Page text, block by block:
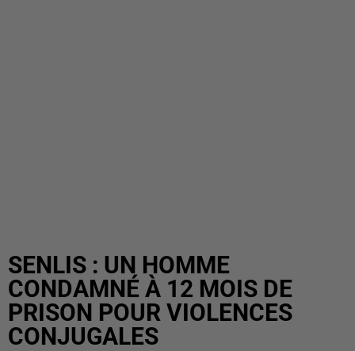
SENLIS : UN HOMME
CONDAMNÉ À 12 MOIS DE
PRISON POUR VIOLENCES
CONJUGALES